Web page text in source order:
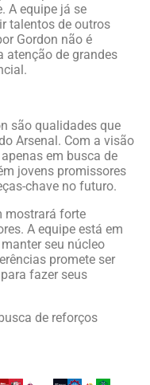
A equipe já se
talentos de outros
Gordon não é
atenção de grandes
são qualidades que
Arsenal. Com a visão
em busca de
jovens promissores
chave no futuro.
mostrará forte
A equipe está em
seu núcleo
promete ser
fazer seus